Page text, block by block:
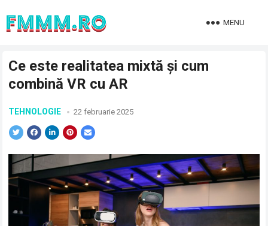
MENU
Ce este realitatea mixtă și cum
combină VR cu AR
TEHNOLOGIE 22 februarie 2025